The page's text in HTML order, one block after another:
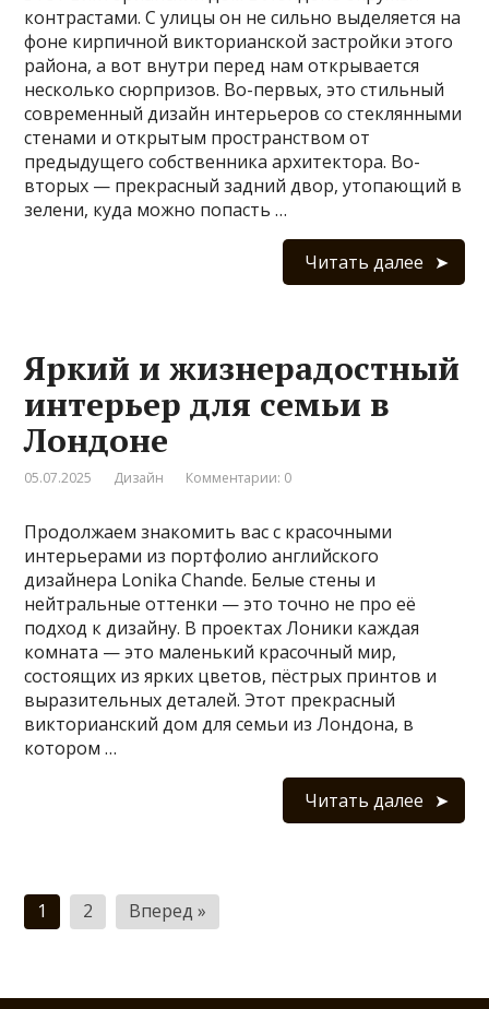
контрастами. С улицы он не сильно выделяется на
фоне кирпичной викторианской застройки этого
района, а вот внутри перед нам открывается
несколько сюрпризов. Во-первых, это стильный
современный дизайн интерьеров со стеклянными
стенами и открытым пространством от
предыдущего собственника архитектора. Во-
вторых — прекрасный задний двор, утопающий в
зелени, куда можно попасть …
Читать далее
Яркий и жизнерадостный
интерьер для семьи в
Лондоне
05.07.2025 Дизайн Комментарии: 0
Продолжаем знакомить вас с красочными
интерьерами из портфолио английского
дизайнера Lonika Chande. Белые стены и
нейтральные оттенки — это точно не про её
подход к дизайну. В проектах Лоники каждая
комната — это маленький красочный мир,
состоящих из ярких цветов, пёстрых принтов и
выразительных деталей. Этот прекрасный
викторианский дом для семьи из Лондона, в
котором …
Читать далее
Пагинация
записей
1 2 Вперед »